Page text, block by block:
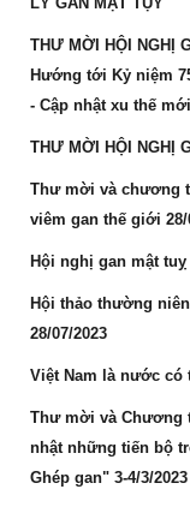
THƯ MỜI HỘI NGHỊ
Hướng tới Kỷ niệm
- Cập nhật xu thế
THƯ MỜI HỘI NGHỊ
Thư mời và chương
viêm gan thế giới 28/
Hội nghị gan mật tuỵ
Hội thảo thường
28/07/2023
Việt Nam là nước
Thư mời và Chương
nhật những tiến bộ
Ghép gan" 3-4/3/2023